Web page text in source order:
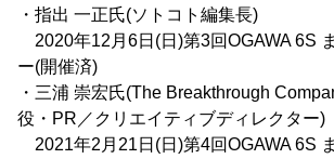
・指出 一正氏(ソトコト編集長)
2020年12月6日(日)第3回OGAWA 6S
ー(開催済)
・三浦 崇宏氏(The Breakthrough
役・PR／クリエイティブディレクター)
2021年2月21日(日)第4回OGAWA 6S